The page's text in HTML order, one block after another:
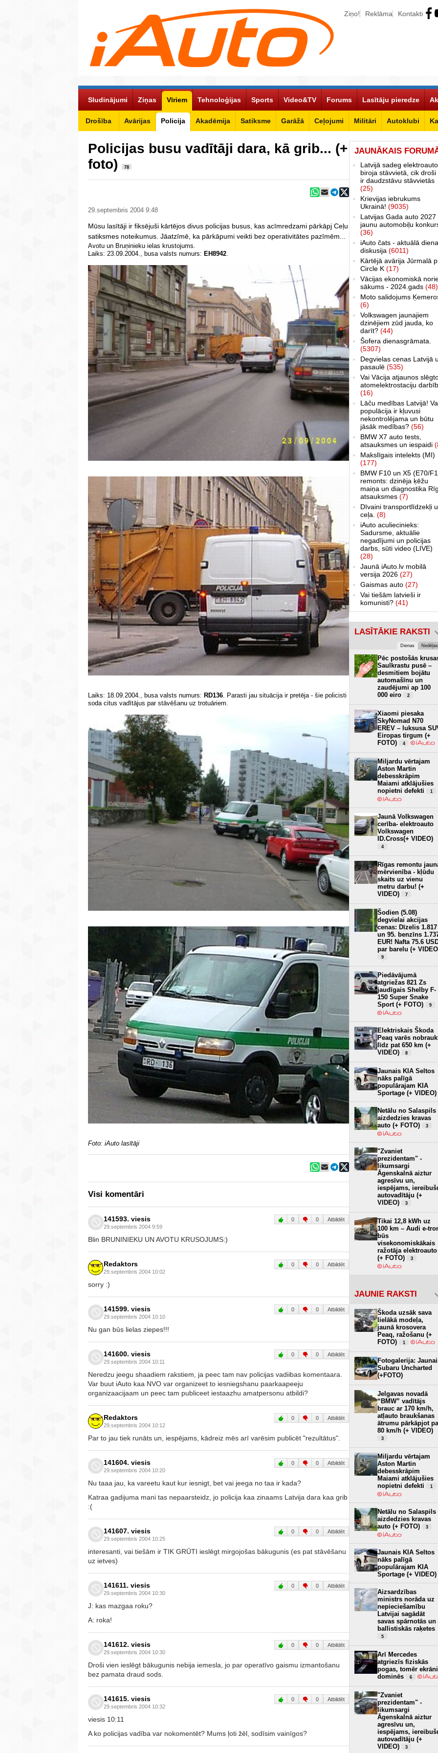
Ziņo! Reklāma Kontakti
Sludinājumi Ziņas Vīriem
Drošība Avārijas Policija Akadēmija Satiksme Garāžā Ceļojumi Militāri Autoklubi
Tehnoloģijas Sports Video&TV Forums Lasītāju pieredze
Policijas busu vadītāji dara, kā grib... (+
foto)
78
29.septembris 2004 9:48
Mūsu lasītāji ir fiksējuši kārtējos divus policijas busus, kas acīmredzami pārkāpj Ceļu
satiksmes noteikumus. Jāatzīmē, ka pārkāpumi veikti bez operativitātes pazīmēm...
Avotu un Bruņinieku ielas krustojums.
Laiks: 23.09.2004., busa valsts numurs: EH8942
Laiks: 18.09.2004., busa valsts numurs: RD136. Parasti jau situācija ir pretēja - šie policisti
soda citus vadītājus par stāvēšanu uz trotuāriem.
Foto: iAuto lasītāji
Visi komentāri
141593. viesis
29.septembris 2004 9:59
0 0 Atbildēt
Blin BRUNINIEKU UN AVOTU KRUSOJUMS:)
Redaktors
29.septembris 2004 10:02
0 0 Atbildēt
sorry :)
141599. viesis
29.septembris 2004 10:10
0 0 Atbildēt
Nu gan būs lielas ziepes!!!
141600. viesis
29.septembris 2004 10:11
0 0 Atbildēt
Neredzu jeegu shaadiem rakstiem, ja peec tam nav policijas vadiibas komentaara.
Var buut iAuto kaa NVO var organizeet to iesniegshanu paarkaapeeju
organizaacijaam un peec tam publiceet iestaazhu amatpersonu atbildi?
Redaktors
29.septembris 2004 10:12
0 0 Atbildēt
Par to jau tiek runāts un, iespējams, kādreiz mēs arī varēsim publicēt "rezultātus".
141604. viesis
29.septembris 2004 10:20
0 0 Atbildēt
Nu taaa jau, ka vareetu kaut kur iesnigt, bet vai jeega no taa ir kada?
Katraa gadijuma mani tas nepaarsteidz, jo policija kaa zinaams Latvija dara kaa grib
:(
141607. viesis
29.septembris 2004 10:25
0 0 Atbildēt
interesanti, vai tiešām ir TIK GRŪTI ieslēgt mirgojošas bākugunis (es pat stāvēšanu
uz ietves)
141611. viesis
29.septembris 2004 10:30
0 0 Atbildēt
J: kas mazgaa roku?
A: roka!
141612. viesis
29.septembris 2004 10:30
0 0 Atbildēt
Droši vien ieslēgt bākugunis nebija iemesla, jo par operatīvo gaismu izmantošanu
bez pamata draud sods.
141615. viesis
29.septembris 2004 10:32
0 0 Atbildēt
viesis 10:11
A ko policijas vadība var nokomentēt? Mums ļoti žēl, sodīsim vainīgos?
JAUNĀKAIS
Latvijā sadeg elektroauto
biroja stāvvietā, cik droši
ir daudzstāvu stāvvietās
(25)
Krievijas iebrukums
Ukrainā! (9035)
Latvijas Gada auto 2027
jaunu automobiļu
(36)
iAuto čats - aktuālā
diskusija (6011)
Kārtējā avārija Jūrmalā
Circle K (17)
Vācijas ekonomiskā
sākums - 2024.gads (48)
Moto salidojums
(6)
Volkswagen jaunajiem
dzinējiem zūd jauda, ko
darīt? (44)
Šofera dienasgrāmata.
(5307)
Degvielas cenas Latvijā
pasaulē (535)
Vai Vācija atjaunos
atomelektrostaciju
(16)
Lāču medības Latvijā!
populācija ir kļuvusi
nekontrolējama un būtu
jāsāk medības? (56)
BMW X7 auto tests,
atsauksmes un iespaidi
Makslīgais intelekts (MI)
(177)
BMW F10 un X5 (E70/
remonts: dzinēja ķēžu
maiņa un diagnostika
atsauksmes (7)
Dīvaini transportlīdzekļi
ceļa. (8)
iAuto aculiecinieks:
Sadursme, aktuālie
negadījumi un policijas
darbs, sūti video (LIVE)
(28)
Jaunā iAuto.lv mobilā
versija 2026 (27)
Gaismas auto (27)
Vai tiešām latvieši ir
komunisti? (41)
LASĪTĀKIE RAKSTI
Dienas Nedēļas
Pēc postošās
Saulkrastu pusē –
desmitiem bojātu
automašīnu un
zaudējumi ap 100
000 eiro
2
Xiaomi piesaka
SkyNomad N70
EREV – luksusa
Eiropas tirgum (+
FOTO)
4
Miljardu vērtajam
Aston Martin
debesskrāpim
Maiami atklājušies
nopietni defekti
1
Jaunā Volkswagen
cerība- elektroauto
Volkswagen
ID.Cross(+ VIDEO)
4
Rīgas remontu
mērvienība - kļūdu
skaits uz vienu
metru darbu! (+
VIDEO)
7
Šodien (5.08)
degvielai akcijas
cenas: Dīzelis 1.817
un 95. benzīns
EUR! Nafta 75.6
par barelu (+
9
Piedāvājumā
atgriežas 821 Zs
jaudīgais Shelby F-
150 Super Snake
Sport (+ FOTO)
9
Elektriskais Škoda
Peaq varēs
līdz pat 650 km (+
VIDEO)
8
Jaunais KIA Seltos
nāks palīgā
populārajam KIA
Sportage (+ VIDEO)
Netālu no Salaspils
aizdedzies kravas
auto (+ FOTO)
3
"Zvaniet
prezidentam" -
likumsargi
Āgenskalnā aiztur
agresīvu un,
iespējams,
autovadītāju (+
VIDEO)
3
Tikai 12,8 kWh uz
100 km – Audi e-
būs
visekonomiskākais
ražotāja elektroauto
(+ FOTO)
3
JAUNIE RAKSTI
Škoda uzsāk sava
lielākā modeļa,
jaunā krosovera
Peaq, ražošanu (+
FOTO)
1
Fotogalerija:
Subaru Uncharted
(+FOTO)
Jelgavas novadā
“BMW” vadītājs
brauc ar 170 km/h,
atļauto braukšanas
ātrumu pārkāpjot
80 km/h (+ VIDEO)
3
Miljardu vērtajam
Aston Martin
debesskrāpim
Maiami atklājušies
nopietni defekti
1
Netālu no Salaspils
aizdedzies kravas
auto (+ FOTO)
3
Jaunais KIA Seltos
nāks palīgā
populārajam KIA
Sportage (+ VIDEO)
Aizsardzības
ministrs norāda uz
nepieciešamību
Latvijai sagādāt
savas spārnotās un
ballistiskās raķetes
5
Arī Mercedes
atgriezīs fiziskās
pogas, tomēr ekrāni
dominēs
6
"Zvaniet
prezidentam" -
likumsargi
Āgenskalnā aiztur
agresīvu un,
iespējams,
autovadītāju (+
VIDEO)
3